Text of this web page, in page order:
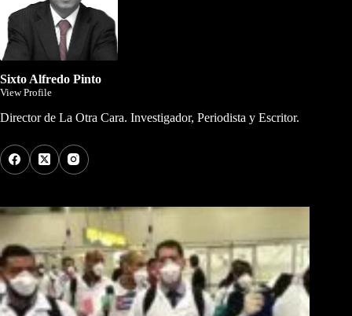
Sixto Alfredo Pinto
View Profile
Director de La Otra Cara. Investigador, Periodista y Escritor.